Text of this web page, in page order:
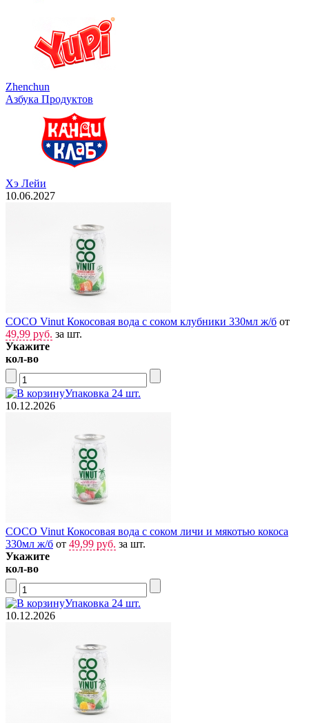
Zhenchun
Азбука Продуктов
Хэ Лейи
10.06.2027
COCO Vinut Кокосовая вода с соком клубники 330мл ж/б от
49,99 руб. за шт.
Укажите
кол-во
Упаковка 24 шт.
10.12.2026
COCO Vinut Кокосовая вода с соком личи и мякотью кокоса
330мл ж/б от 49,99 руб. за шт.
Укажите
кол-во
Упаковка 24 шт.
10.12.2026